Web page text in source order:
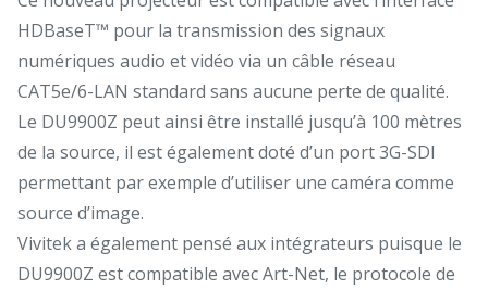
HDBaseT™ pour la transmission des signaux
numériques audio et vidéo via un câble réseau
CAT5e/6-LAN standard sans aucune perte de qualité.
Le DU9900Z peut ainsi être installé jusqu’à 100 mètres
de la source, il est également doté d’un port 3G-SDI
permettant par exemple d’utiliser une caméra comme
source d’image.
Vivitek a également pensé aux intégrateurs puisque le
DU9900Z est compatible avec Art-Net, le protocole de